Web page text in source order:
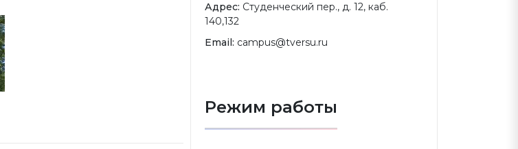
Адрес: Студенческий пер., д. 12, каб.
140,132
Email: campus@tversu.ru
Режим работы